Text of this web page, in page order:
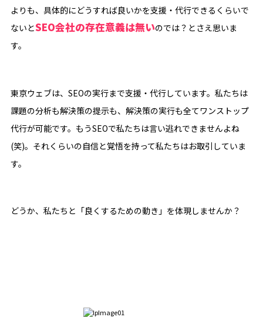
よりも、具体的にどうすれば良いかを支援・代行できるくらいで
ないとSEO会社の存在意義は無いのでは？とさえ思いま
す。
東京ウェブは、SEOの実行まで支援・代行しています。私たちは
課題の分析も解決策の提示も、解決策の実行も全てワンストップ
代行が可能です。もうSEOで私たちは言い逃れできませんよね
(笑)。それくらいの自信と覚悟を持って私たちはお取引していま
す。
どうか、私たちと「良くするための動き」を体現しませんか？